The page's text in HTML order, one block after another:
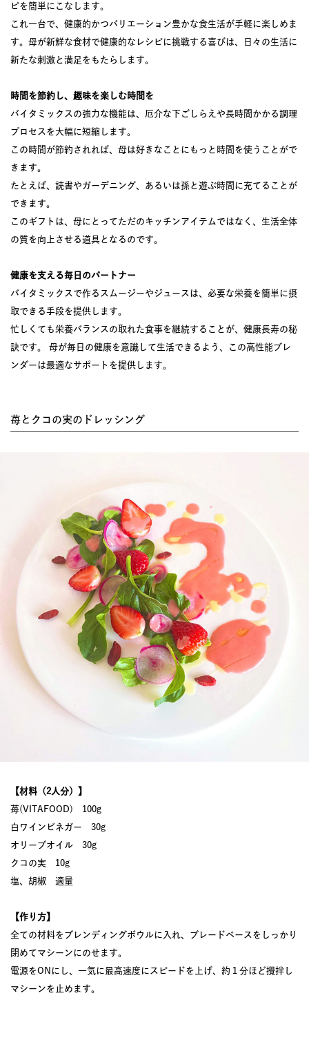
ピを簡単にこなします。
これ一台で、健康的かつバリエーション豊かな食生活が手軽に楽しめま
す。母が新鮮な食材で健康的なレシピに挑戦する喜びは、日々の生活に
新たな刺激と満足をもたらします。
時間を節約し、趣味を楽しむ時間を
バイタミックスの強力な機能は、厄介な下ごしらえや長時間かかる調理
プロセスを大幅に短縮します。
この時間が節約されれば、母は好きなことにもっと時間を使うことがで
きます。
たとえば、読書やガーデニング、あるいは孫と遊ぶ時間に充てることが
できます。
このギフトは、母にとってただのキッチンアイテムではなく、生活全体
の質を向上させる道具となるのです。
健康を支える毎日のパートナー
バイタミックスで作るスムージーやジュースは、必要な栄養を簡単に摂
取できる手段を提供します。
忙しくても栄養バランスの取れた食事を継続することが、健康長寿の秘
訣です。 母が毎日の健康を意識して生活できるよう、この高性能ブレ
ンダーは最適なサポートを提供します。
苺とクコの実のドレッシング
【材料（2人分）】
苺(VITAFOOD) 100g
白ワインビネガー 30g
オリーブオイル 30g
クコの実 10g
塩、胡椒 適量
【作り方】
全ての材料をブレンディングボウルに入れ、ブレードベースをしっかり
閉めてマシーンにのせます。
電源をONにし、一気に最高速度にスピードを上げ、約１分ほど攪拌し
マシーンを止めます。